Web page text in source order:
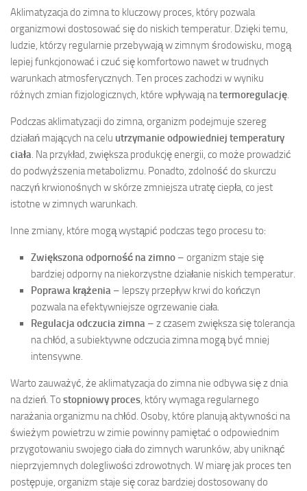
Aklimatyzacja do zimna to kluczowy proces, który pozwala
organizmowi dostosować się do niskich temperatur. Dzięki temu,
ludzie, którzy regularnie przebywają w zimnym środowisku, mogą
lepiej funkcjonować i czuć się komfortowo nawet w trudnych
warunkach atmosferycznych. Ten proces zachodzi w wyniku
różnych zmian fizjologicznych, które wpływają natermoregulację.
Podczas aklimatyzacji do zimna, organizm podejmuje szereg
działań mających na celu utrzymanie odpowiedniej temperatury
ciała. Na przykład, zwiększa produkcję energii, co może prowadzić
do podwyższenia metabolizmu. Ponadto, zdolność do skurczu
naczyń krwionośnych w skórze zmniejsza utratę ciepła, co jest
istotne w zimnych warunkach.
Inne zmiany, które mogą wystąpić podczas tego procesu to:
Zwiększona odporność na zimno – organizm staje się
bardziej odporny na niekorzystne działanie niskich temperatur.
Poprawa krążenia – lepszy przepływ krwi do kończyn
pozwala na efektywniejsze ogrzewanie ciała.
Regulacja odczucia zimna – z czasem zwiększa się tolerancja
na chłód, a subiektywne odczucia zimna mogą być mniej
intensywne.
Warto zauważyć, że aklimatyzacja do zimna nie odbywa się z dnia
na dzień. To stopniowy proces, który wymaga regularnego
narażania organizmu na chłód. Osoby, które planują aktywności na
świeżym powietrzu w zimie powinny pamiętać o odpowiednim
przygotowaniu swojego ciała do zimnych warunków, aby uniknąć
nieprzyjemnych dolegliwości zdrowotnych. W miarę jak proces ten
postępuje, organizm staje się coraz bardziej dostosowany do